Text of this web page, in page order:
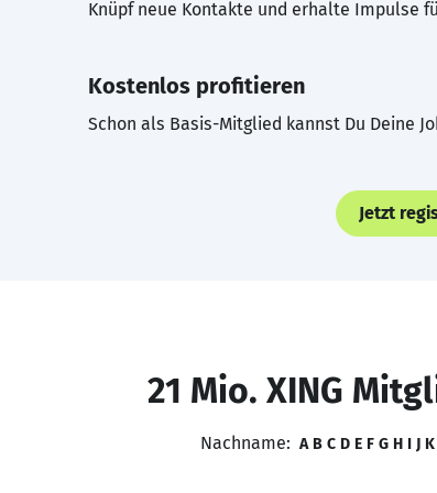
Knüpf neue Kontakte und erhalte Impulse
Kostenlos profitieren
Schon als Basis-Mitglied kannst Du Deine
Jetzt
21 Mio. XING
Nachname: A B C D E F G H I J K